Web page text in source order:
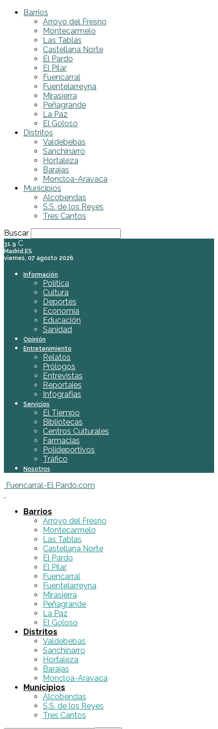
Barrios
Arroyo del Fresno
Montecarmelo
Las Tablas
Castellana Norte
El Pardo
El Pilar
Fuencarral
Fuentelarreyna
Mirasierra
Peñagrande
La Paz
El Goloso
Distritos
Valdebebas
Sanchinarro
Hortaleza
Barajas
Moncloa-Aravaca
Municipios
Alcobendas
S.S. de los Reyes
Tres Cantos
Buscar
31.9 C
Madrid,ES
viernes, 07 agosto 2026
Información
Política
Cultura
Deportes
Economía
Educación
Sanidad
Opinión
Entretenimiento
Relatos
Prólogos
Entrevistas
Reportajes
Infografías
Servicios
El Tiempo
Bibliotecas
Centros Culturales
Farmacias
Polideportivos
Tráfico
Nosotros
Fuencarral-El Pardo.com
Barrios
Arroyo del Fresno
Montecarmelo
Las Tablas
Castellana Norte
El Pardo
El Pilar
Fuencarral
Fuentelarreyna
Mirasierra
Peñagrande
La Paz
El Goloso
Distritos
Valdebebas
Sanchinarro
Hortaleza
Barajas
Moncloa-Aravaca
Municipios
Alcobendas
S.S. de los Reyes
Tres Cantos